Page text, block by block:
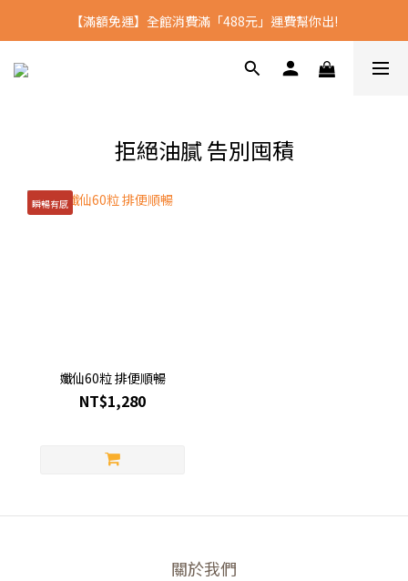
全館消費滿2500 送沈博士D3
【滿額免運】全館消費滿「488元」運費幫你出!
全館消費滿2500 送沈博士D3
拒絕油膩 告別囤積
瞬暢有感
孅仙60粒 排便順暢
NT$1,280
關於我們